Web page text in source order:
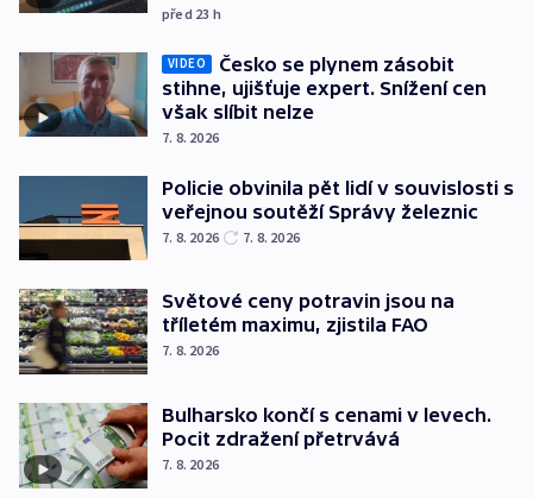
před 23 h
VIDEO
Česko se plynem zásobit
stihne, ujišťuje expert. Snížení cen
však slíbit nelze
7. 8. 2026
Policie obvinila pět lidí v souvislosti s
veřejnou soutěží Správy železnic
7. 8. 2026 7. 8. 2026
Světové ceny potravin jsou na
tříletém maximu, zjistila FAO
7. 8. 2026
Bulharsko končí s cenami v levech.
Pocit zdražení přetrvává
7. 8. 2026